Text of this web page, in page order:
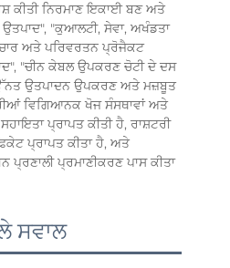
ਕੀਤੀ ਨਿਰਮਾਣ ਇਕਾਈ ਬਣ ਅਤੇ
"ਕੁਆਲਟੀ, ਸੇਵਾ, ਅਖੰਡਤਾ
ਅਤੇ ਪਰਿਵਰਤਨ ਪ੍ਰੋਜੈਕਟ
"ਚੀਨ ਕੇਬਲ ਉਪਕਰਣ ਚੋਟੀ ਦੇ ਦਸ
ਉਤਪਾਦਨ ਉਪਕਰਣ ਅਤੇ ਮਜ਼ਬੂਤ
ਵਿਗਿਆਨਕ ਖੋਜ ਸੰਸਥਾਵਾਂ ਅਤੇ
ਪ੍ਰਾਪਤ ਕੀਤੀ ਹੈ, ਰਾਸ਼ਟਰੀ
ਪ੍ਰਾਪਤ ਕੀਤਾ ਹੈ, ਅਤੇ
ਪ੍ਰਣਾਲੀ ਪ੍ਰਮਾਣੀਕਰਣ ਪਾਸ ਕੀਤਾ
ਸਵਾਲ